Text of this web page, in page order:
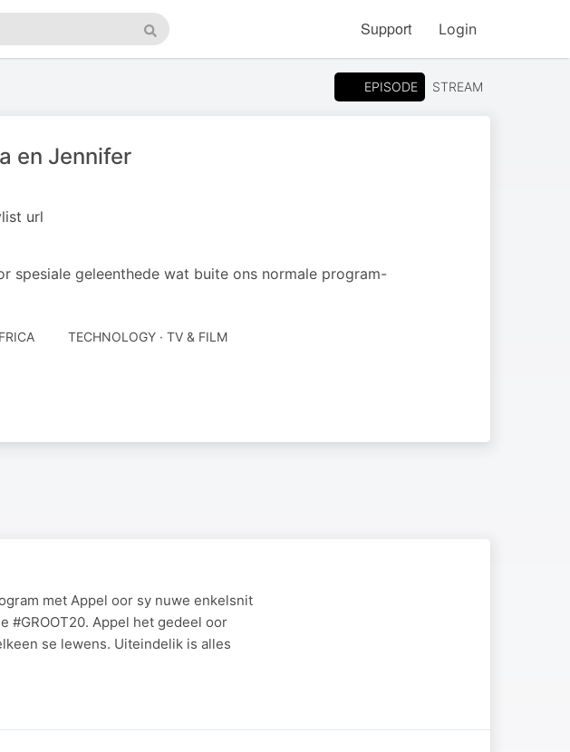
Search
Support Login
EPISODE STREAM
en Jennifer
url
spesiale geleenthede wat buite ons normale program-
TECHNOLOGY · TV & FILM
met Appel oor sy nuwe enkelsnit
#GROOT20. Appel het gedeel oor
se lewens. Uiteindelik is alles